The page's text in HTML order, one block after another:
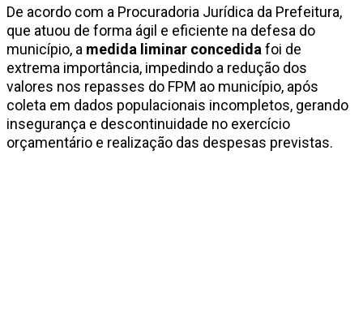
De acordo com a Procuradoria Jurídica da Prefeitura,
que atuou de forma ágil e eficiente na defesa do
município, a medida liminar concedida foi de
extrema importância, impedindo a redução dos
valores nos repasses do FPM ao município, após
coleta em dados populacionais incompletos, gerando
insegurança e descontinuidade no exercício
orçamentário e realização das despesas previstas.